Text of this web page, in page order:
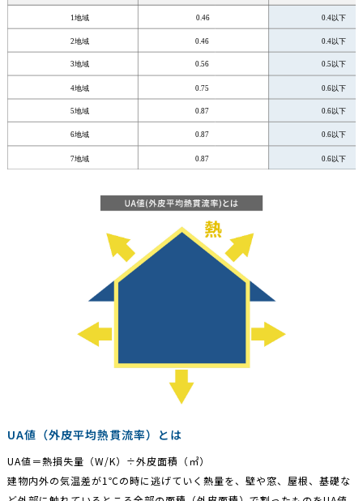
UA値（外皮平均熱貫流率）とは
UA値＝熱損失量（W/K）÷外皮面積（㎡）
建物内外の気温差が1℃の時に逃げていく熱量を、壁や窓、屋根、基礎な